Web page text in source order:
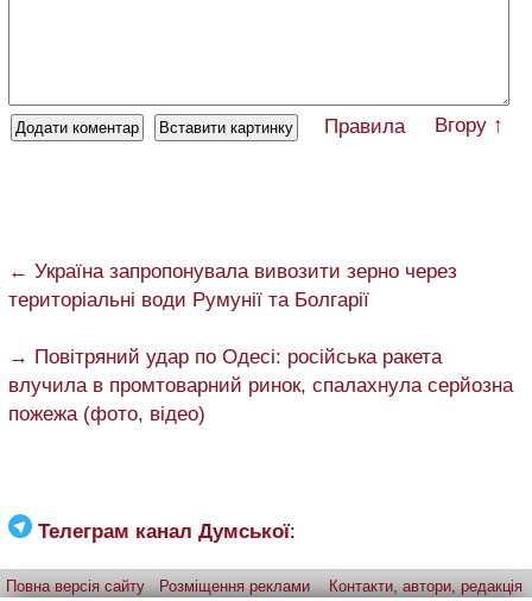
Правила Вгору ↑
← Україна запропонувала вивозити зерно через
територіальні води Румунії та Болгарії
→ Повітряний удар по Одесі: російська ракета
влучила в промтоварний ринок, спалахнула серйозна
пожежа (фото, відео)
Телеграм канал Думської:
Повна версія сайту Розміщення реклами Контакти, автори, редакція